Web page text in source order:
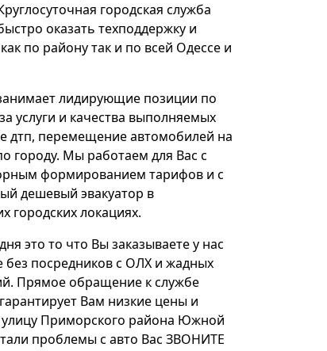
городская служба
оказать техподдержку и
по району так и по всей Одессе и
лидирующие позиции по
услуги и качества выполняемых
дтп, перемещение автомобилей на
городу. Мы работаем для Вас с
формированием тарифов и с
дешевый эвакуатор в
городских локациях.
это то что Вы заказываете у нас
без посредников с ОЛХ и жадных
Прямое обращение к службе
Вам низкие цены и
Приморского района Южной
проблемы с авто Вас ЗВОНИТЕ